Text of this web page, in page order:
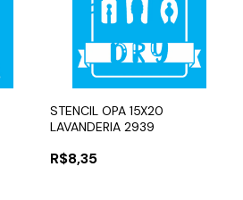
STENCIL OPA 15X20
LAVANDERIA 2939
R$8,35